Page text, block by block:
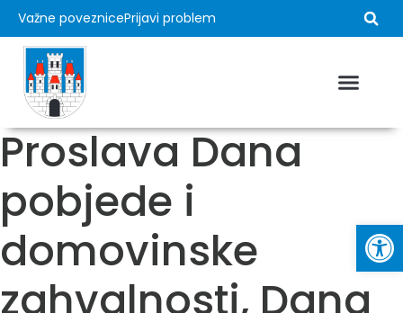
Važne poveznicePrijavi problem
Proslava Dana
pobjede i
domovinske
zahvalnosti, Dana